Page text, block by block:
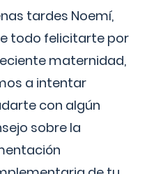
tardes Noemí,
todo felicitarte por
maternidad,
a intentar
con algún
sobre la